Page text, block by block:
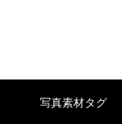
写真素材タグ